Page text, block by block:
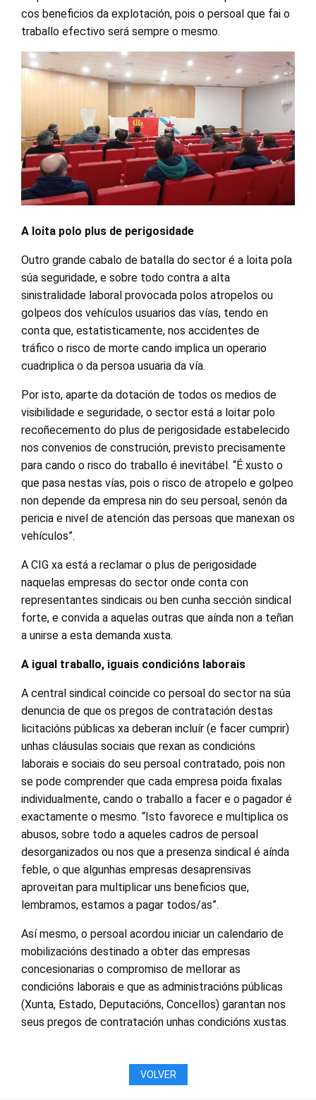
cos beneficios da explotación, pois o persoal que fai o
traballo efectivo será sempre o mesmo.
A loita polo plus de perigosidade
Outro grande cabalo de batalla do sector é a loita pola
súa seguridade, e sobre todo contra a alta
sinistralidade laboral provocada polos atropelos ou
golpeos dos vehículos usuarios das vías, tendo en
conta que, estatisticamente, nos accidentes de
tráfico o risco de morte cando implica un operario
cuadriplica o da persoa usuaria da vía.
Por isto, aparte da dotación de todos os medios de
visibilidade e seguridade, o sector está a loitar polo
recoñecemento do plus de perigosidade estabelecido
nos convenios de construción, previsto precisamente
para cando o risco do traballo é inevitábel. “É xusto o
que pasa nestas vías, pois o risco de atropelo e golpeo
non depende da empresa nin do seu persoal, senón da
pericia e nivel de atención das persoas que manexan os
vehículos”.
A CIG xa está a reclamar o plus de perigosidade
naquelas empresas do sector onde conta con
representantes sindicais ou ben cunha sección sindical
forte, e convida a aquelas outras que aínda non a teñan
a unirse a esta demanda xusta.
A igual traballo, iguais condicións laborais
A central sindical coincide co persoal do sector na súa
denuncia de que os pregos de contratación destas
licitacións públicas xa deberan incluír (e facer cumprir)
unhas cláusulas sociais que rexan as condicións
laborais e sociais do seu persoal contratado, pois non
se pode comprender que cada empresa poida fixalas
individualmente, cando o traballo a facer e o pagador é
exactamente o mesmo. “Isto favorece e multiplica os
abusos, sobre todo a aqueles cadros de persoal
desorganizados ou nos que a presenza sindical é aínda
feble, o que algunhas empresas desaprensivas
aproveitan para multiplicar uns beneficios que,
lembramos, estamos a pagar todos/as”.
Así mesmo, o persoal acordou iniciar un calendario de
mobilizacións destinado a obter das empresas
concesionarias o compromiso de mellorar as
condicións laborais e que as administracións públicas
(Xunta, Estado, Deputacións, Concellos) garantan nos
seus pregos de contratación unhas condicións xustas.
VOLVER